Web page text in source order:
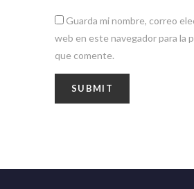
Guarda mi nombre, correo
web en este navegador para la
que comente.